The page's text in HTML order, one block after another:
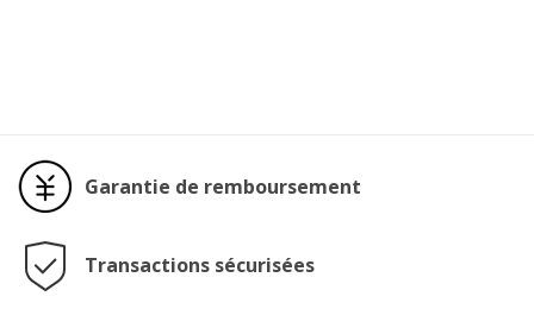
Garantie de remboursement
Transactions sécurisées